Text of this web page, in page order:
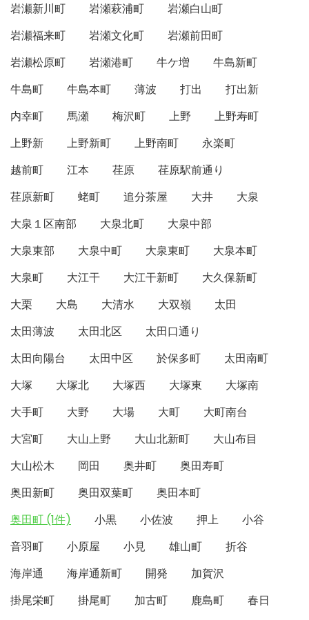
岩瀬新川町
岩瀬萩浦町
岩瀬白山町
岩瀬福来町
岩瀬文化町
岩瀬前田町
岩瀬松原町
岩瀬港町 牛ケ増
牛島新町
牛島町
牛島本町 薄波 打出
打出新
内幸町
馬瀬 梅沢町 上野
上野寿町
上野新
上野新町 上野南町
永楽町
越前町
江本 荏原
荏原駅前通り
荏原新町
蛯町 追分茶屋 大井
大泉
大泉１区南部
大泉北町
大泉中部
大泉東部
大泉中町 大泉東町
大泉本町
大泉町
大江干 大江干新町
大久保新町
大栗
大島 大清水 大双嶺
太田
太田薄波
太田北区
太田口通り
太田向陽台
太田中区 於保多町
太田南町
大塚
大塚北 大塚西 大塚東
大塚南
大手町
大野 大場 大町
大町南台
大宮町
大山上野 大山北新町
大山布目
大山松木
岡田 奥井町
奥田寿町
奥田新町
奥田双葉町
奥田本町
奥田町 (1件)
小黒 小佐波 押上
小谷
音羽町
小原屋 小見 雄山町
折谷
海岸通
海岸通新町 開発
加賀沢
掛尾栄町
掛尾町 加古町 鹿島町
春日